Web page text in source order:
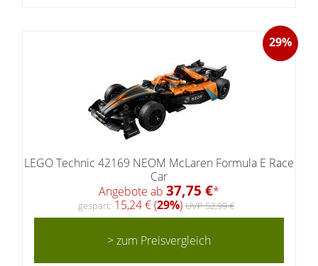
29%
LEGO Technic 42169 NEOM McLaren Formula E Race
Car
Angebote ab 37,75 €*
gespart: 15,24 € (29%) UVP 52,99 €
> zum Preisvergleich